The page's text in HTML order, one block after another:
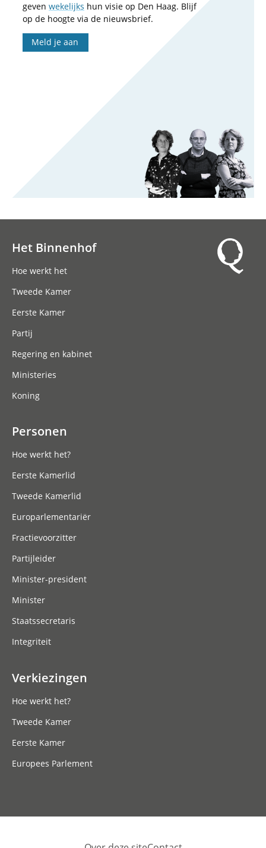
geven wekelijks hun visie op Den Haag. Blijf
op de hoogte via de nieuwsbrief.
Meld je aan
Het Binnenhof
Hoe werkt het
Tweede Kamer
Eerste Kamer
Partij
Regering en kabinet
Ministeries
Koning
Personen
Hoe werkt het?
Eerste Kamerlid
Tweede Kamerlid
Europarlementariër
Fractievoorzitter
Partijleider
Minister-president
Minister
Staatssecretaris
Integriteit
Verkiezingen
Hoe werkt het?
Tweede Kamer
Eerste Kamer
Europees Parlement